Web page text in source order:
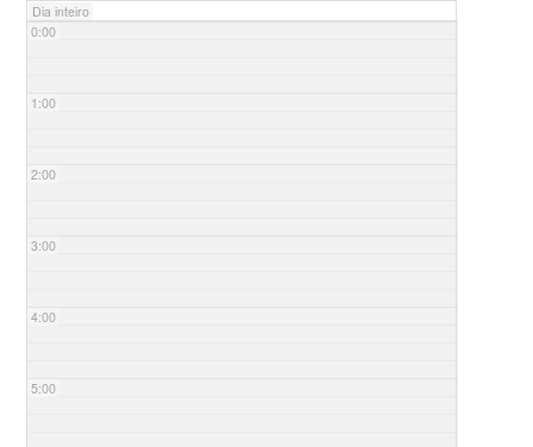
Dia inteiro
0:00
1:00
2:00
3:00
4:00
5:00